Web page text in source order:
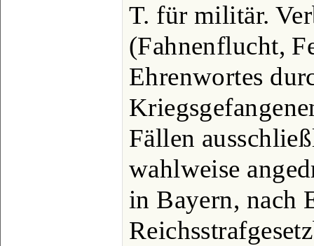
T. für militär.
(Fahnenflucht,
Ehrenwortes
Fällen
wahlweise
in Bayern, nach